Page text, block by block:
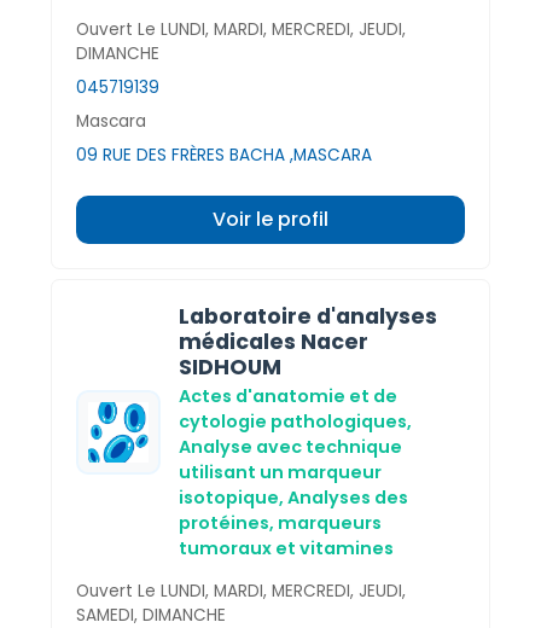
Ouvert Le LUNDI, MARDI, MERCREDI, JEUDI,
DIMANCHE
045719139
Mascara
09 RUE DES FRÈRES BACHA ,MASCARA
Voir le profil
Laboratoire d'analyses
médicales Nacer
SIDHOUM
Actes d'anatomie et de
cytologie pathologiques,
Analyse avec technique
utilisant un marqueur
isotopique, Analyses des
protéines, marqueurs
tumoraux et vitamines
Ouvert Le LUNDI, MARDI, MERCREDI, JEUDI,
SAMEDI, DIMANCHE